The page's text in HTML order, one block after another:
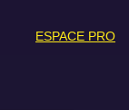
ESPACE PRO